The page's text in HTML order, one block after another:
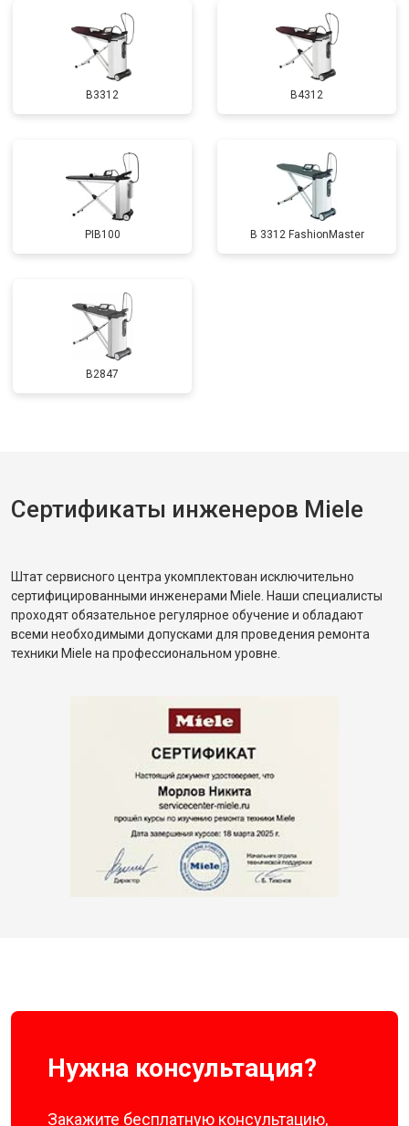
B3312 B4312
PIB100 B 3312 FashionMaster
B2847
Сертификаты инженеров Miele
Штат сервисного центра укомплектован исключительно
сертифицированными инженерами Miele. Наши специалисты
проходят обязательное регулярное обучение и обладают
всеми необходимыми допусками для проведения ремонта
техники Miele на профессиональном уровне.
Нужна консультация?
Закажите бесплатную консультацию,